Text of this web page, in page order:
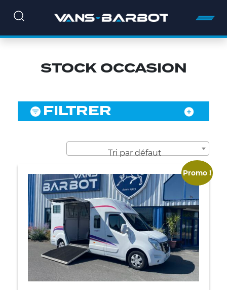
STOCK OCCASION
FILTRER
Tri par défaut
Promo !